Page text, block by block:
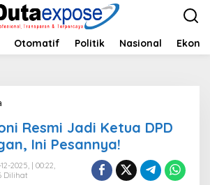
Otomatif Politik Nasional
v
i
S
u
h
Resmi Jadi Ketua DPD
Ini Pesannya!
2025, | 00:22,
Dilihat